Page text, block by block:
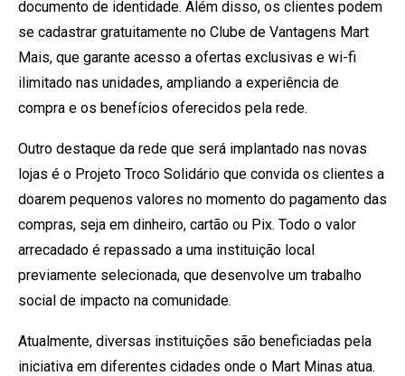
documento de identidade. Além disso, os clientes podem
se cadastrar gratuitamente no Clube de Vantagens Mart
Mais, que garante acesso a ofertas exclusivas e wi-fi
ilimitado nas unidades, ampliando a experiência de
compra e os benefícios oferecidos pela rede.
Outro destaque da rede que será implantado nas novas
lojas é o Projeto Troco Solidário que convida os clientes a
doarem pequenos valores no momento do pagamento das
compras, seja em dinheiro, cartão ou Pix. Todo o valor
arrecadado é repassado a uma instituição local
previamente selecionada, que desenvolve um trabalho
social de impacto na comunidade.
Atualmente, diversas instituições são beneficiadas pela
iniciativa em diferentes cidades onde o Mart Minas atua.